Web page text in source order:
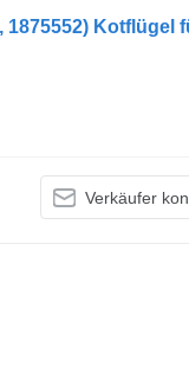
Verkäufer